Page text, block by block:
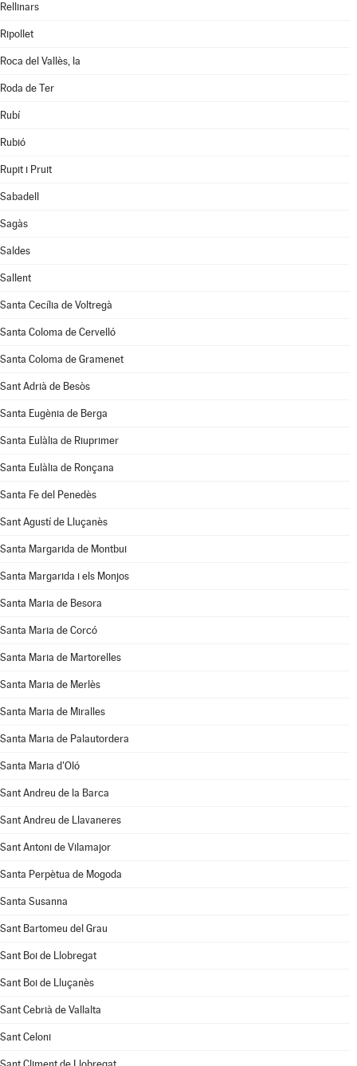
Rellinars
Ripollet
Roca del Vallès, la
Roda de Ter
Rubí
Rubió
Rupit i Pruit
Sabadell
Sagàs
Saldes
Sallent
Santa Cecília de Voltregà
Santa Coloma de Cervelló
Santa Coloma de Gramenet
Sant Adrià de Besòs
Santa Eugènia de Berga
Santa Eulàlia de Riuprimer
Santa Eulàlia de Ronçana
Santa Fe del Penedès
Sant Agustí de Lluçanès
Santa Margarida de Montbui
Santa Margarida i els Monjos
Santa Maria de Besora
Santa Maria de Corcó
Santa Maria de Martorelles
Santa Maria de Merlès
Santa Maria de Miralles
Santa Maria de Palautordera
Santa Maria d'Oló
Sant Andreu de la Barca
Sant Andreu de Llavaneres
Sant Antoni de Vilamajor
Santa Perpètua de Mogoda
Santa Susanna
Sant Bartomeu del Grau
Sant Boi de Llobregat
Sant Boi de Lluçanès
Sant Cebrià de Vallalta
Sant Celoni